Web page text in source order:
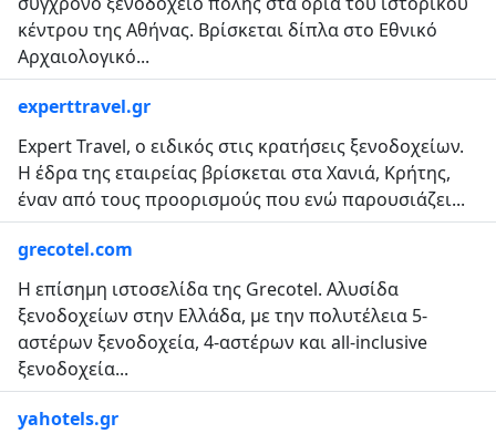
κέντρου της Αθήνας. Βρίσκεται δίπλα στο Εθνικό
Αρχαιολογικό...
experttravel.gr
Expert Travel, ο ειδικός στις κρατήσεις ξενοδοχείων.
Η έδρα της εταιρείας βρίσκεται στα Χανιά, Κρήτης,
έναν από τους προορισμούς που ενώ παρουσιάζει...
grecotel.com
Η επίσημη ιστοσελίδα της Grecotel. Αλυσίδα
ξενοδοχείων στην Ελλάδα, με την πολυτέλεια 5-
αστέρων ξενοδοχεία, 4-αστέρων και all-inclusive
ξενοδοχεία...
yahotels.gr